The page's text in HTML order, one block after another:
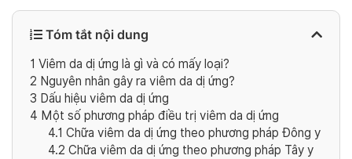
Tóm tắt nội dung
1 Viêm da dị ứng là gì và có mấy loại?
2 Nguyên nhân gây ra viêm da dị ứng?
3 Dấu hiệu viêm da dị ứng
4 Một số phương pháp điều trị viêm da dị ứng
4.1 Chữa viêm da dị ứng theo phương pháp Đông y
4.2 Chữa viêm da dị ứng theo phương pháp Tây y